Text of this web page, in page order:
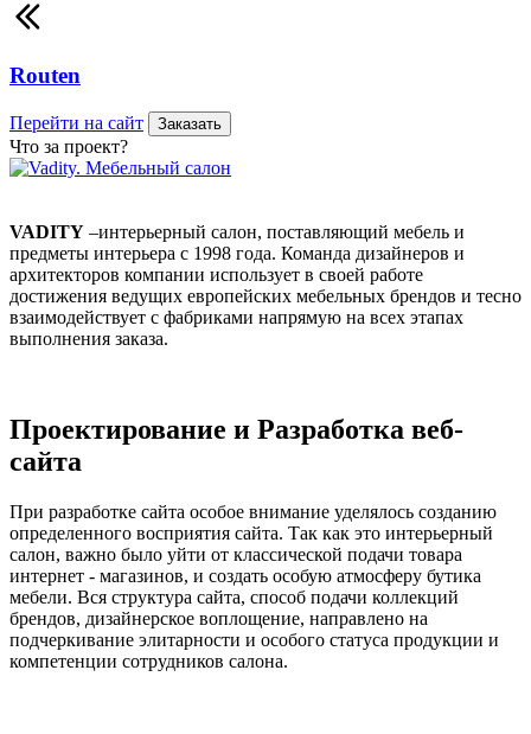
Routen
Перейти на сайт Заказать
Что за проект?
VADITY –интерьерный салон, поставляющий мебель и
предметы интерьера с 1998 года. Команда дизайнеров и
архитекторов компании использует в своей работе
достижения ведущих европейских мебельных брендов и тесно
взаимодействует с фабриками напрямую на всех этапах
выполнения заказа.
Проектирование и Разработка веб-
сайта
При разработке сайта особое внимание уделялось созданию
определенного восприятия сайта. Так как это интерьерный
салон, важно было уйти от классической подачи товара
интернет - магазинов, и создать особую атмосферу бутика
мебели. Вся структура сайта, способ подачи коллекций
брендов, дизайнерское воплощение, направлено на
подчеркивание элитарности и особого статуса продукции и
компетенции сотрудников салона.